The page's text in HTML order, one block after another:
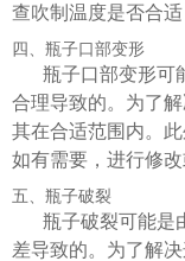
查吹制温度是否合
四、瓶子口部变形
瓶子口部变形可
合理导致的。为了
其在合适范围内。
如有需要，进行修改
五、瓶子破裂
瓶子破裂可能是
差导致的。为了解